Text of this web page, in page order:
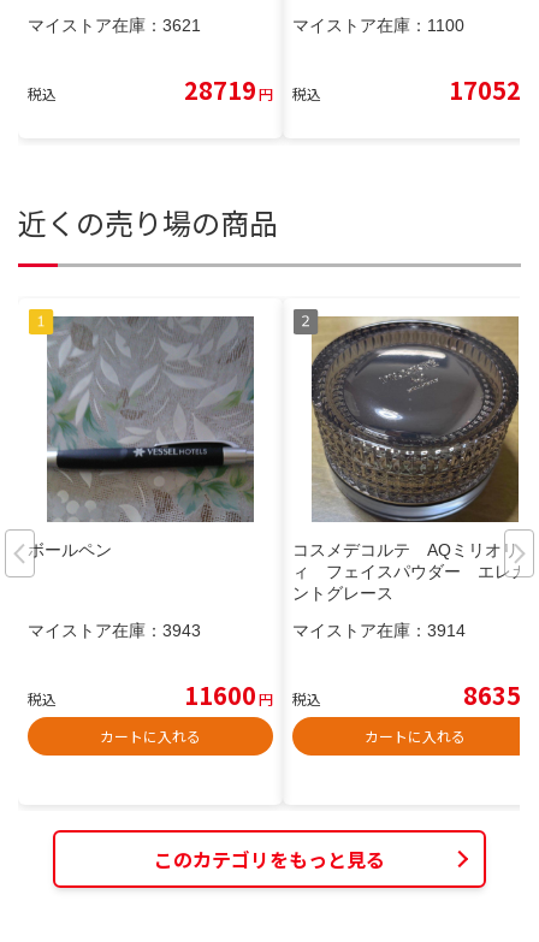
マイストア在庫： 3621
税込 28719円
マイストア在庫： 1100
税込 17052
近くの売り場の商品
ボールペン
マイストア在庫： 3943
税込 11600円
カートに入れる
コスメデコルテ AQミリオリテ
ィ フェイスパウダー エレガ
ントグレース
マイストア在庫： 3914
税込 8635
カートに入れる
このカテゴリをもっと見る